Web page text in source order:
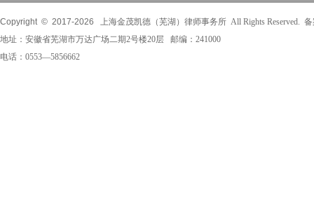
Copyright © 2017-2026
上海金茂凯德（芜湖）律师事务所 All Rights Reserved.
地址：安徽省芜湖市万达广场二期2号楼20层 邮编：241000
电话：0553—5856662